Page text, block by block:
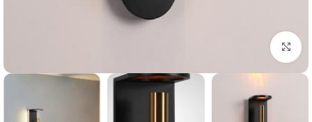
بزرگنمایی تصویر